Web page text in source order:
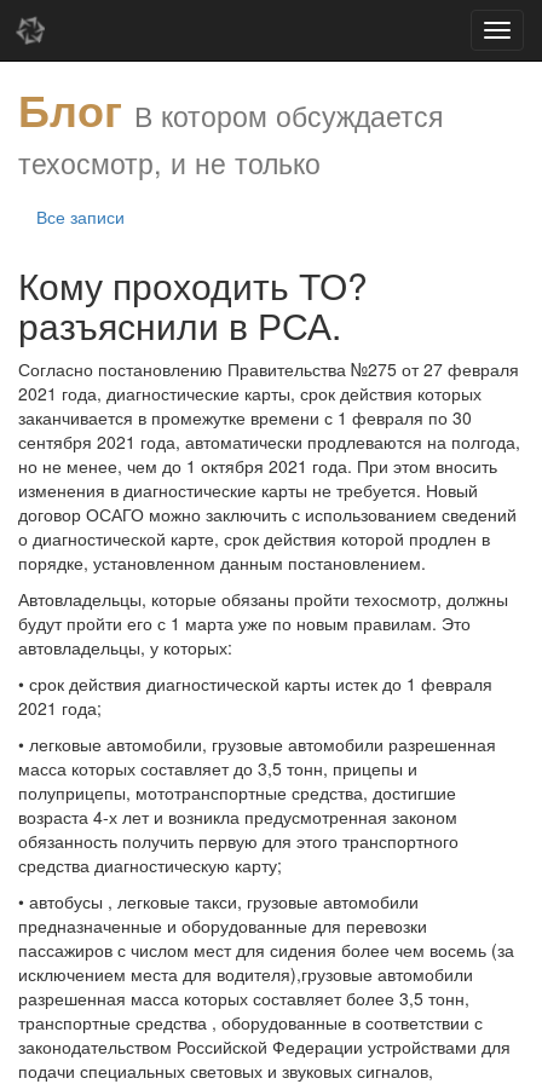
Блог В котором обсуждается
техосмотр, и не только
Все записи
Кому проходить ТО?
разъяснили в РСА.
Согласно постановлению Правительства №275 от 27 февраля
2021 года, диагностические карты, срок действия которых
заканчивается в промежутке времени с 1 февраля по 30
сентября 2021 года, автоматически продлеваются на полгода,
но не менее, чем до 1 октября 2021 года. При этом вносить
изменения в диагностические карты не требуется. Новый
договор ОСАГО можно заключить с использованием сведений
о диагностической карте, срок действия которой продлен в
порядке, установленном данным постановлением.
Автовладельцы, которые обязаны пройти техосмотр, должны
будут пройти его с 1 марта уже по новым правилам. Это
автовладельцы, у которых:
• срок действия диагностической карты истек до 1 февраля
2021 года;
• легковые автомобили, грузовые автомобили разрешенная
масса которых составляет до 3,5 тонн, прицепы и
полуприцепы, мототранспортные средства, достигшие
возраста 4-х лет и возникла предусмотренная законом
обязанность получить первую для этого транспортного
средства диагностическую карту;
• автобусы , легковые такси, грузовые автомобили
предназначенные и оборудованные для перевозки
пассажиров с числом мест для сидения более чем восемь (за
исключением места для водителя),грузовые автомобили
разрешенная масса которых составляет более 3,5 тонн,
транспортные средства , оборудованные в соответствии с
законодательством Российской Федерации устройствами для
подачи специальных световых и звуковых сигналов,